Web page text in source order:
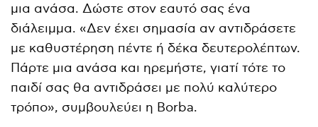
μια ανάσα. Δώστε στον εαυτό σας ένα
διάλειμμα. «Δεν έχει σημασία αν αντιδράσετε
με καθυστέρηση πέντε ή δέκα δευτερολέπτων.
Πάρτε μια ανάσα και ηρεμήστε, γιατί τότε το
παιδί σας θα αντιδράσει με πολύ καλύτερο
τρόπο», συμβουλεύει η Borba.